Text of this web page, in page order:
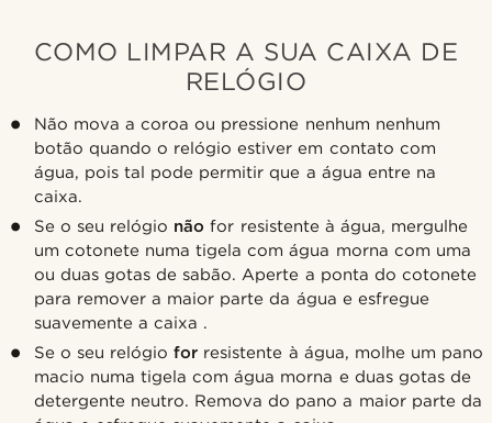
COMO LIMPAR A SUA CAIXA DE
RELÓGIO
Não mova a coroa ou pressione nenhum nenhum
botão quando o relógio estiver em contato com
água, pois tal pode permitir que a água entre na
caixa.
Se o seu relógio não for resistente à água, mergulhe
um cotonete numa tigela com água morna com uma
ou duas gotas de sabão. Aperte a ponta do cotonete
para remover a maior parte da água e esfregue
suavemente a caixa .
Se o seu relógiofor resistente à água, molhe um pano
macio numa tigela com água morna e duas gotas de
detergente neutro. Remova do pano a maior parte da